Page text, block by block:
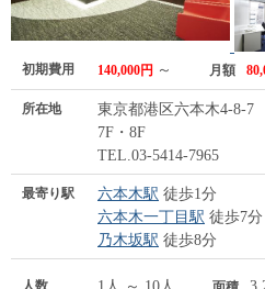
初期費用 140,000円 ～ 月額
所在地
東京都港区六本木4-8-7
7F・8F
TEL.03-5414-7965
最寄り駅 六本木駅 徒歩1分
六本木一丁目駅 徒歩7分
乃木坂駅 徒歩8分
人数